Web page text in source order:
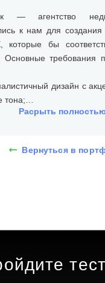
— агентство
к нам для
которые бы
Основные требования
дизайн с
тона;
срок эксплуатации;
с клиентом
цвета, логотип красного
Расрыть
Вернуться в